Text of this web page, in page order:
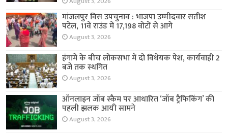
मांजलपुर विस उपचुनाव : भाजपा उम्मीदवार सतीश
पटेल, 11वें राउंड में 17,198 वोटों से आगे
August 3, 2026
हंगामे के बीच लोकसभा में दो विधेयक पेश, कार्यवाही 2
बजे तक स्थगित
August 3, 2026
ऑनलाइन जॉब स्कैम पर आधारित ‘जॉब ट्रैफिकिंग’ की
पहली झलक आयी सामने
August 3, 2026